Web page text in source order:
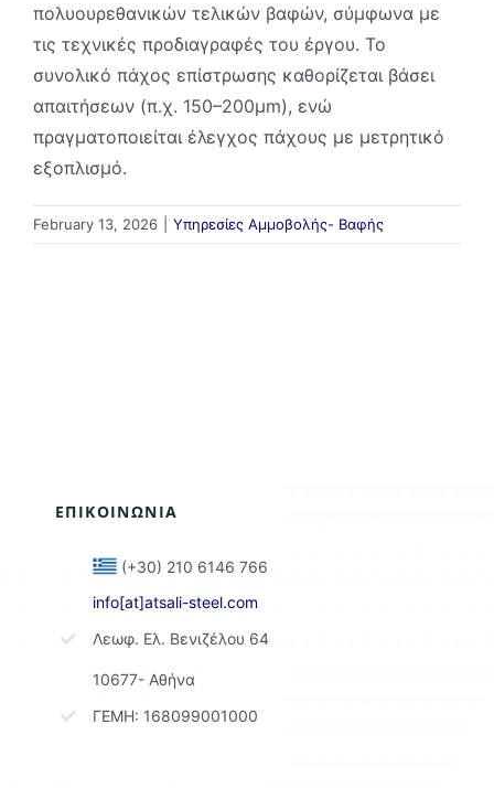
πολυουρεθανικών τελικών βαφών, σύμφωνα με
τις τεχνικές προδιαγραφές του έργου. Το
συνολικό πάχος επίστρωσης καθορίζεται βάσει
απαιτήσεων (π.χ. 150–200μm), ενώ
πραγματοποιείται έλεγχος πάχους με μετρητικό
εξοπλισμό.
February 13, 2026 Υπηρεσίες Αμμοβολής- Βαφής
ΕΠΙΚΟΙΝΩΝΙΑ
(+30) 210 6146 766
info[at]atsali-steel.com
Λεωφ. Ελ. Βενιζέλου 64
10677- Αθήνα
ΓΕΜΗ: 168099001000